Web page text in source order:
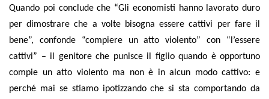
Quando poi conclude che “Gli economisti hanno lavorato duro
per dimostrare che a volte bisogna essere cattivi per fare il
bene”, confonde “compiere un atto violento” con “l’essere
cattivi” – il genitore che punisce il figlio quando è opportuno
compie un atto violento ma non è in alcun modo cattivo: e
perché mai se stiamo ipotizzando che si sta comportando da